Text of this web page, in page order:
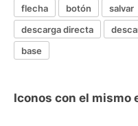
flecha botón salvar
descarga directa
base
Iconos con el mismo